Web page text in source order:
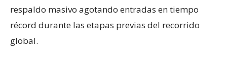
respaldo masivo agotando entradas en tiempo
récord durante las etapas previas del recorrido
global.